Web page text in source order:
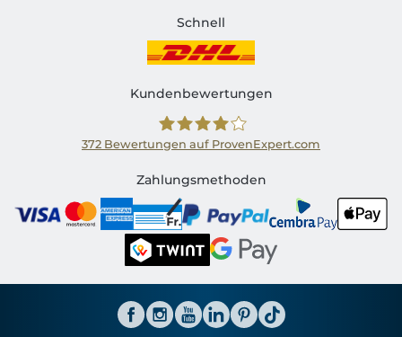
Schnell
Kundenbewertungen
Shirtinator CH
372 Bewertungen auf ProvenExpert.com
Zahlungsmethoden